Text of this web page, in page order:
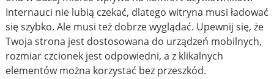
Internauci nie lubią czekać, dlatego witryna musi ładować
się szybko. Ale musi też dobrze wyglądać. Upewnij się, że
Twoja strona jest dostosowana do urządzeń mobilnych,
rozmiar czcionek jest odpowiedni, a z klikalnych
elementów można korzystać bez przeszkód.